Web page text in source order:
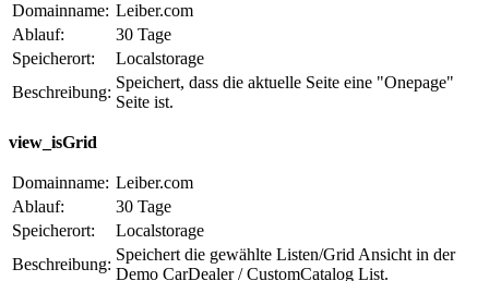
Domainname: Leiber.com
Ablauf:
30 Tage
Speicherort:
Localstorage
Beschreibung:
Speichert, dass die aktuelle Seite eine "Onepage"
Seite ist.
view_isGrid
Domainname: Leiber.com
Ablauf:
30 Tage
Speicherort:
Localstorage
Beschreibung:
Speichert die gewählte Listen/Grid Ansicht in der
Demo CarDealer / CustomCatalog List.